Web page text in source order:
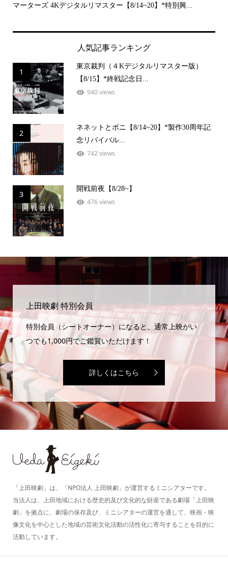
マーターズ 4Kデジタルリマスター【8/14~20】*特別興...
人気記事ランキング
1
東京裁判（４Kデジタルリマスター版）
【8/15】*終戦記念日...
940 views
2
ネネットとボニ【8/14~20】*製作30周年記
念リバイバル...
742 views
3
開戦前夜【8/28~】
476 views
上田映劇 特別会員
特別会員（シートオーナー）になると、通常上映がい
つでも1,000円でご鑑賞いただけます！
詳しくはこちら
「上田映劇」は、「NPO法人 上田映劇」が運営するミニシアターです。
当法人は、上田地域における歴史的及び文化的な財産である劇場「上田映
劇」を拠点に、劇場の保存及び、ミニシアターの運営を通して、映画・映
像文化を中心とした地域の芸術文化活動の活性化に寄与することを目的に
活動しています。